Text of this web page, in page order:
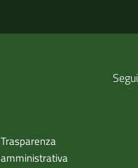
Trasparenza
amministrativa